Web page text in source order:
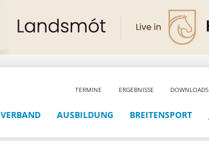
TERMINE ERGEBNISSE DOWNLOADS
VERBAND AUSBILDUNG BREITENSPORT